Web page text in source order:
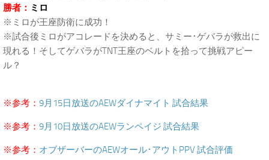
勝者： ミロ
※ミロが王座防衛に成功！
※試合後ミロがアコレードを決めると、サミー･ゲバラが救出に
現れる！そしてゲバラがTNT王座のベルトを拾って挑戦アピー
ル？
※参考： 9月15日放送のAEWダイナマイト 試合結果
※参考： 9月10日放送のAEWランペイジ 試合結果
※参考： オブザーバーのAEWオール･アウトPPV 試合評価